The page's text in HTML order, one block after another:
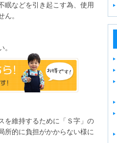
眠などを引き起こす為、使用
ん。
。
を維持するために「Ｓ字」の
所的に負担がかからない様に